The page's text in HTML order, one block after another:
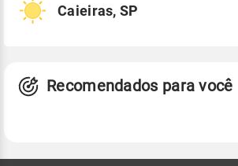
Caieiras, SP
Recomendados para você